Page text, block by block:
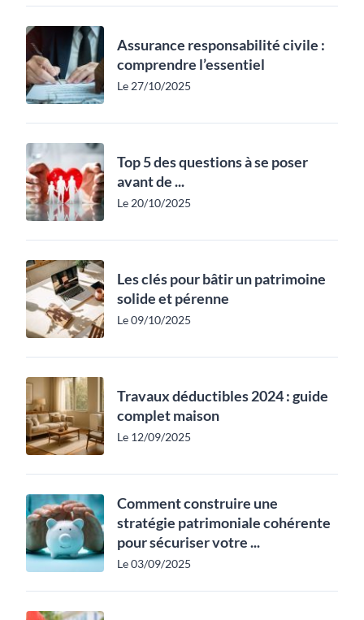
Assurance responsabilité civile :
comprendre l’essentiel
Le 27/10/2025
Top 5 des questions à se poser
avant de ...
Le 20/10/2025
Les clés pour bâtir un patrimoine
solide et pérenne
Le 09/10/2025
Travaux déductibles 2024 : guide
complet maison
Le 12/09/2025
Comment construire une
stratégie patrimoniale cohérente
pour sécuriser votre ...
Le 03/09/2025